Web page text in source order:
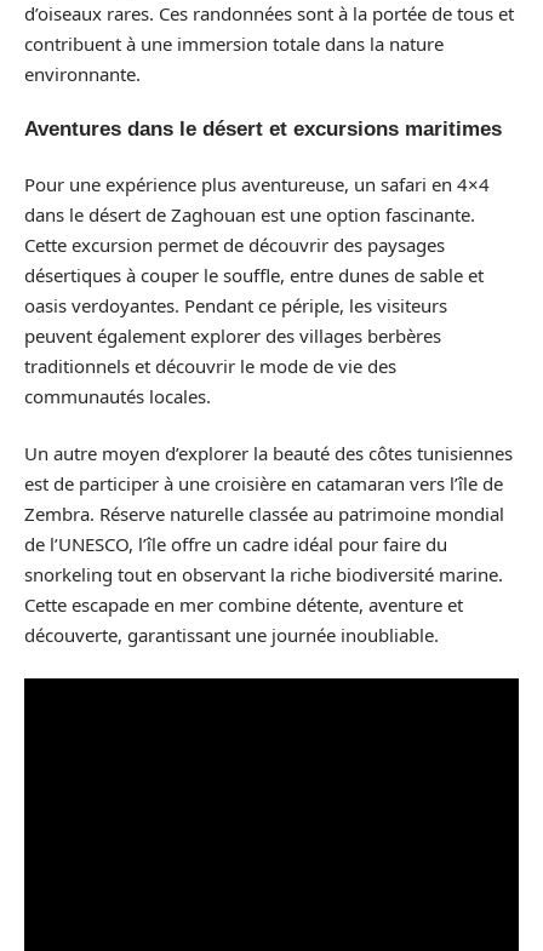
d’oiseaux rares. Ces randonnées sont à la portée de tous et
contribuent à une immersion totale dans la nature
environnante.
Aventures dans le désert et excursions maritimes
Pour une expérience plus aventureuse, un safari en 4×4
dans le désert de Zaghouan est une option fascinante.
Cette excursion permet de découvrir des paysages
désertiques à couper le souffle, entre dunes de sable et
oasis verdoyantes. Pendant ce périple, les visiteurs
peuvent également explorer des villages berbères
traditionnels et découvrir le mode de vie des
communautés locales.
Un autre moyen d’explorer la beauté des côtes tunisiennes
est de participer à une croisière en catamaran vers l’île de
Zembra. Réserve naturelle classée au patrimoine mondial
de l’UNESCO, l’île offre un cadre idéal pour faire du
snorkeling tout en observant la riche biodiversité marine.
Cette escapade en mer combine détente, aventure et
découverte, garantissant une journée inoubliable.